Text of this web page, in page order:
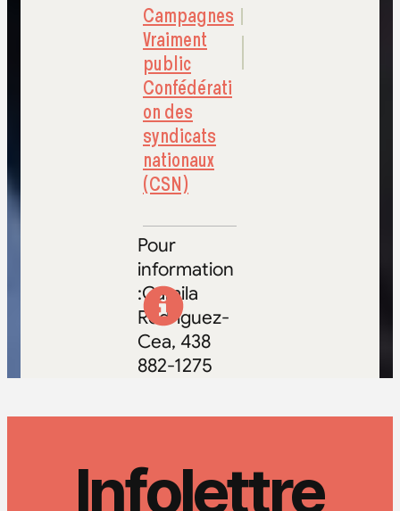
Campagnes
Vraiment
public
Confédérati
on des
syndicats
nationaux
(CSN)
Pour
information
:Camila
Rodriguez-
Cea, 438
882-1275
Infolettre